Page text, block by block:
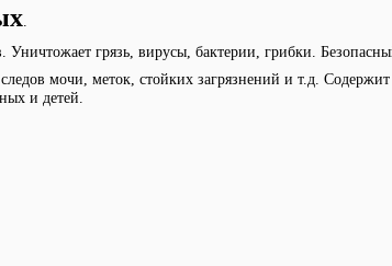
.
грязь, вирусы, бактерии, грибки.
мочи, меток, стойких загрязнений и т.д.
и детей.